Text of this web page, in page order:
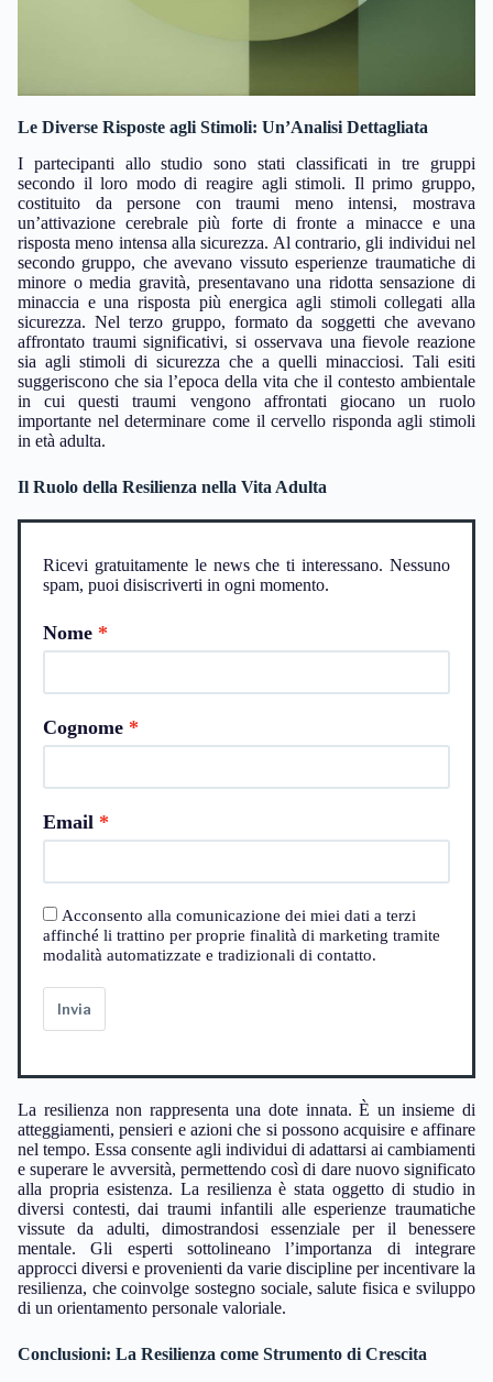
Le Diverse Risposte agli Stimoli: Un’Analisi Dettagliata
I partecipanti allo studio sono stati classificati in tre gruppi
secondo il loro modo di reagire agli stimoli. Il primo gruppo,
costituito da persone con traumi meno intensi, mostrava
un’attivazione cerebrale più forte di fronte a minacce e una
risposta meno intensa alla sicurezza. Al contrario, gli individui nel
secondo gruppo, che avevano vissuto esperienze traumatiche di
minore o media gravità, presentavano una ridotta sensazione di
minaccia e una risposta più energica agli stimoli collegati alla
sicurezza. Nel terzo gruppo, formato da soggetti che avevano
affrontato traumi significativi, si osservava una fievole reazione
sia agli stimoli di sicurezza che a quelli minacciosi. Tali esiti
suggeriscono che sia l’epoca della vita che il contesto ambientale
in cui questi traumi vengono affrontati giocano un ruolo
importante nel determinare come il cervello risponda agli stimoli
in età adulta.
Il Ruolo della Resilienza nella Vita Adulta
Ricevi gratuitamente le news che ti interessano. Nessuno
spam, puoi disiscriverti in ogni momento.
Nome
Cognome
Email
Acconsento alla comunicazione dei miei dati a terzi
affinché li trattino per proprie finalità di marketing tramite
modalità automatizzate e tradizionali di contatto.
Invia
La resilienza non rappresenta una dote innata. È un insieme di
atteggiamenti, pensieri e azioni che si possono acquisire e affinare
nel tempo. Essa consente agli individui di adattarsi ai cambiamenti
e superare le avversità, permettendo così di dare nuovo significato
alla propria esistenza. La resilienza è stata oggetto di studio in
diversi contesti, dai traumi infantili alle esperienze traumatiche
vissute da adulti, dimostrandosi essenziale per il benessere
mentale. Gli esperti sottolineano l’importanza di integrare
approcci diversi e provenienti da varie discipline per incentivare la
resilienza, che coinvolge sostegno sociale, salute fisica e sviluppo
di un orientamento personale valoriale.
Conclusioni: La Resilienza come Strumento di Crescita